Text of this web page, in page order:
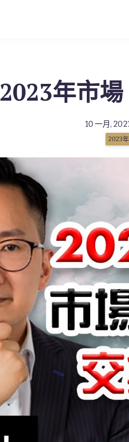
2023年市
10 一月,
2023年